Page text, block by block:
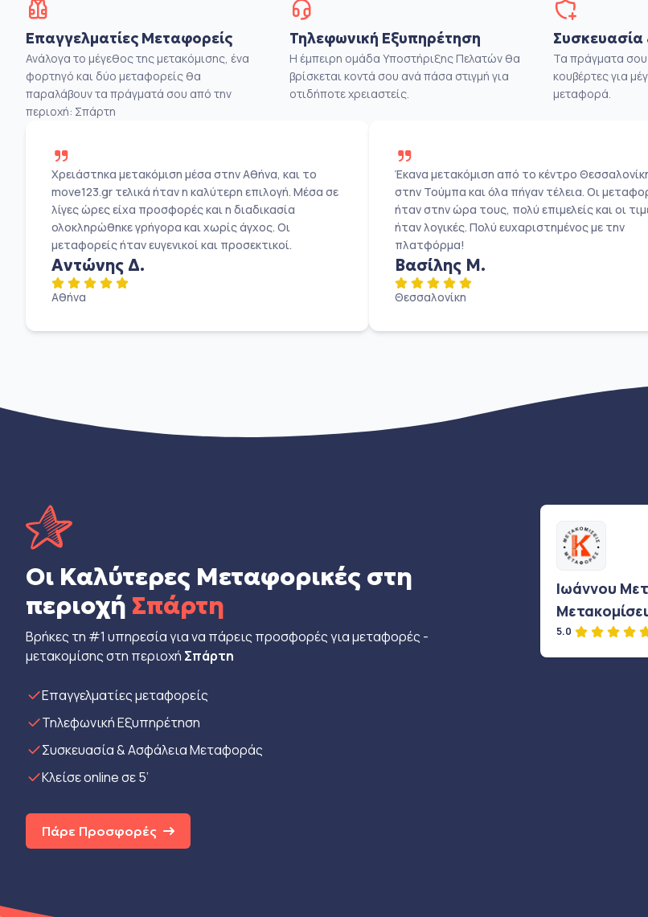
Επαγγελματίες Μεταφορείς
Ανάλογα το μέγεθος της μετακόμισης, ένα
φορτηγό και δύο μεταφορείς θα
παραλάβουν τα πράγματά σου από την
περιοχή: Σπάρτη
Τηλεφωνική Εξυπηρέτηση
Η έμπειρη ομάδα Υποστήριξης Πελατών θα
βρίσκεται κοντά σου ανά πάσα στιγμή για
οτιδήποτε χρειαστείς.
Τα πράγματα
κουβέρτες για
μεταφορά.
Χρειάστηκα μετακόμιση μέσα στην Αθήνα, και το
move123.gr τελικά ήταν η καλύτερη επιλογή. Μέσα σε
λίγες ώρες είχα προσφορές και η διαδικασία
ολοκληρώθηκε γρήγορα και χωρίς άγχος. Οι
μεταφορείς ήταν ευγενικοί και προσεκτικοί.
Αντώνης Δ.
Αθήνα
Έκανα μετακόμιση από το κέντρο
στην Τούμπα και όλα πήγαν τέλεια. Οι
ήταν στην ώρα τους, πολύ επιμελείς και οι
ήταν λογικές. Πολύ ευχαριστημένος με την
πλατφόρμα!
Βασίλης Μ.
Θεσσαλονίκη
Οι Καλύτερες Μεταφορικές στη
περιοχή Σπάρτη
Βρήκες τη #1 υπηρεσία για να πάρεις προσφορές για μεταφορές -
μετακομίσης στη περιοχή Σπάρτη
Eπαγγελματίες μεταφορείς
Τηλεφωνική Εξυπηρέτηση
Συσκευασία & Ασφάλεια Μεταφοράς
Κλείσε online σε 5’
Πάρε Προσφορές
Ιωάννου
5.0